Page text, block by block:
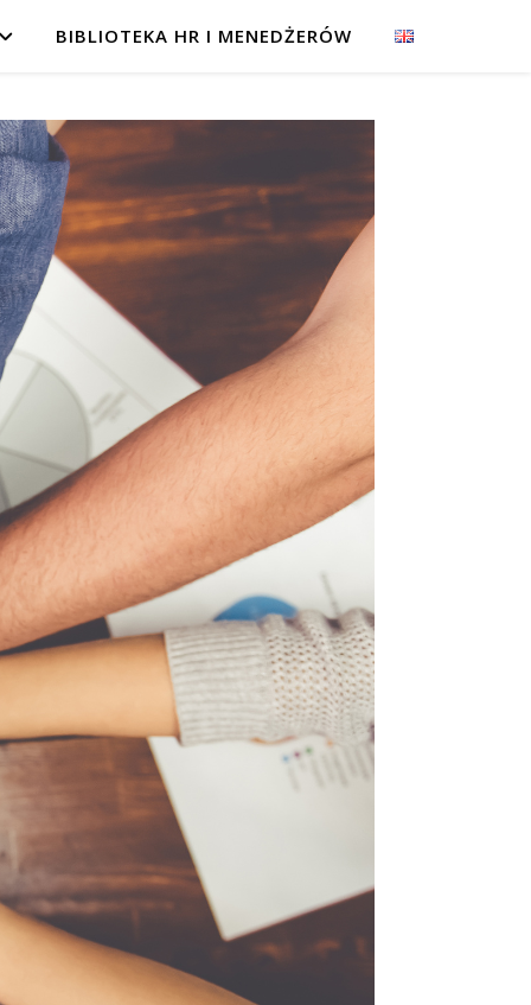
BIBLIOTEKA HR I MENEDŻERÓW